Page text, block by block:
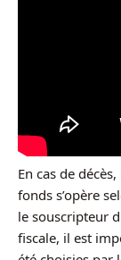
En cas de
fonds s’opère
le souscripteur
fiscale, il est